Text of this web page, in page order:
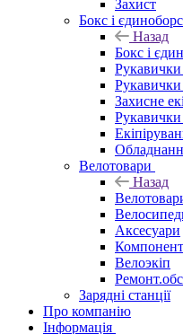
Захист
Бокс і
Назад
Бокс і
Рукавички
Рукавички
Захисне
Велотовари
Назад
Аксесуари
Велоэкіп
Зарядні станції
Про компанію
Інформація